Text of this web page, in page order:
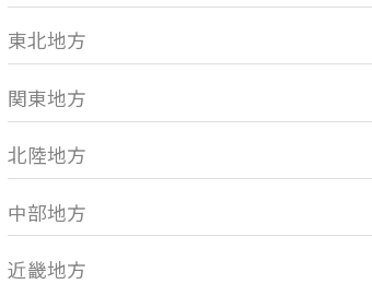
東北地方
関東地方
北陸地方
中部地方
近畿地方